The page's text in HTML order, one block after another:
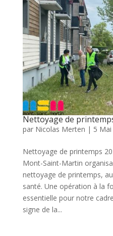
Nettoyage de
par Nicolas Merten | 5
Nettoyage de printemps
Mont-Saint-Martin
nettoyage de printemps,
santé. Une opération à la
essentielle pour notre
signe de la...